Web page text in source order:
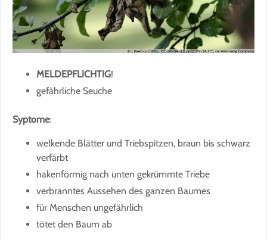
MELDEPFLICHTIG!
gefährliche Seuche
Syptome:
welkende Blätter und Triebspitzen, braun bis schwarz
verfärbt
hakenförmig nach unten gekrümmte Triebe
verbranntes Aussehen des ganzen Baumes
für Menschen ungefährlich
tötet den Baum ab